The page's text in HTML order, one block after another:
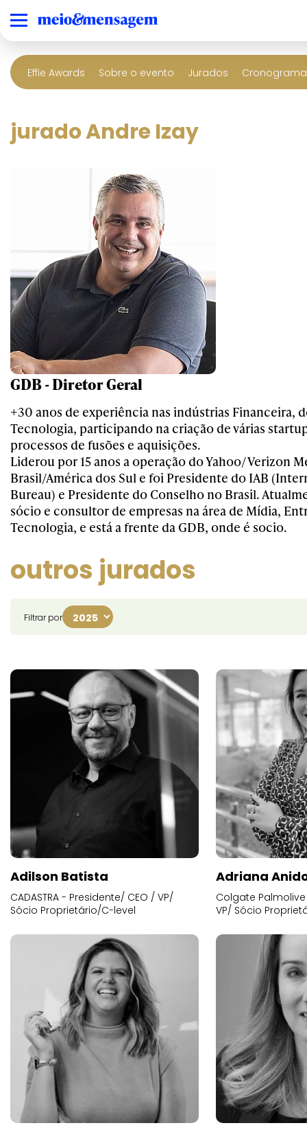
Effie Awards Sobre o evento Jurados
jurado Andre Izay
GDB - Diretor Geral
+30 anos de experiência nas indústrias Financeira,
Tecnologia, participando na criação de várias
processos de fusões e aquisições.
Liderou por 15 anos a operação do Yahoo/ Verizon
Brasil/América dos Sul e foi Presidente do IAB
Bureau) e Presidente do Conselho no Brasil.
sócio e consultor de empresas na área de Mídia,
Tecnologia, e está a frente da GDB, onde é socio.
outros jurados
Filtrar por
Adilson Batista
CADASTRA - Presidente/ CEO / VP/
Sócio Proprietário/C-level
Adriana
Colgate
VP/ Sócio